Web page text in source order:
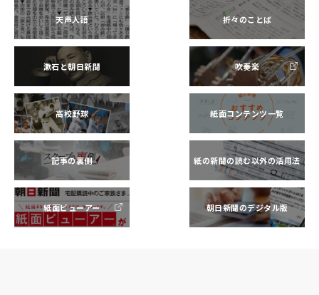
天声人語 折々のことば
漱石と朝日新聞 吹奏楽
高校野球 紙面コンテンツ一覧
記事の裏側 紙の新聞の読む以外の活用法
紙面ビューアー 朝日新聞のデジタル版